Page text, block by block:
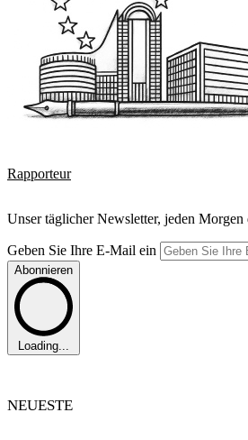
Rapporteur
Unser täglicher Newsletter, jeden
Geben Sie Ihre E-Mail ein
Abonnieren
Loading...
NEUESTE